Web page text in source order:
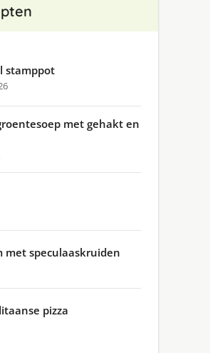
stamppot
met gehakt en
met speculaaskruiden
pizza